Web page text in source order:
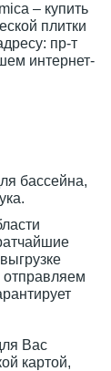
– купить
плитки
пр-т
интернет-
бассейна,
Вас
картой,